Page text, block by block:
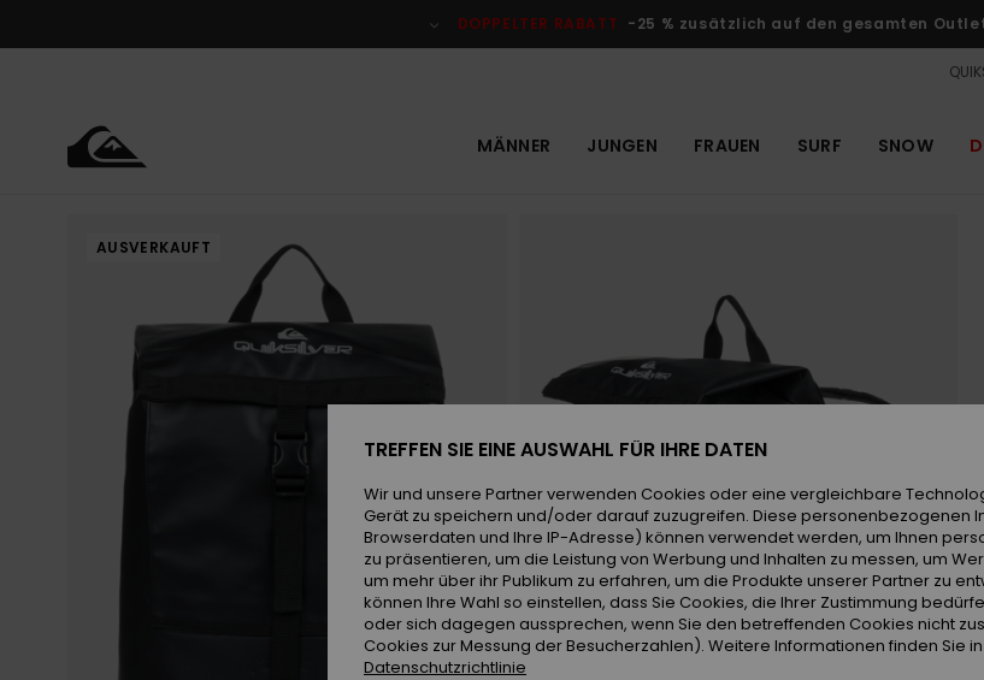
DOPPELTER RABATT -25 % zusätzlich auf den gesamten
MÄNNER JUNGEN FRAUEN SURF SNOW
AUSVERKAUFT
TREFFEN SIE EINE AUSWAHL FÜR IHRE DATEN
Wir und unsere Partner verwenden Cookies oder eine vergleichbare
Gerät zu speichern und/oder darauf zuzugreifen. Diese personenbezogenen
Browserdaten und Ihre IP-Adresse) können verwendet werden, um Ihnen
zu präsentieren, um die Leistung von Werbung und Inhalten zu messen, um
um mehr über ihr Publikum zu erfahren, um die Produkte unserer Partner zu
können Ihre Wahl so einstellen, dass Sie Cookies, die Ihrer Zustimmung
oder sich dagegen aussprechen, wenn Sie den betreffenden Cookies nicht
Cookies zur Messung der Besucherzahlen). Weitere Informationen finden Sie
Datenschutzrichtlinie